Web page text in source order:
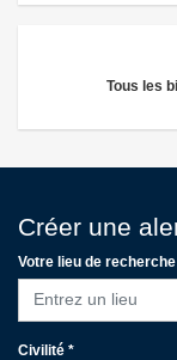
Tous les
Créer une
Votre lieu de
Entrez un lieu
Civilité *